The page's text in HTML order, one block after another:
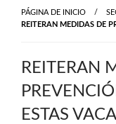
PÁGINA DE INICIO
REITERAN MEDIDAS DE
REITERAN
ESTAS